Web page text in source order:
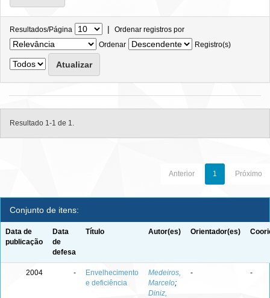
Resultados/Página | Ordenar registros por
Ordenar
Registro(s)
Resultado 1-1 de 1.
Anterior 1 Próximo
Conjunto de itens:
Data de
publicação
Data
de
defesa
Título Autor(es) Orientador(es)
2004 -
Envelhecimento
e deficiência
Medeiros,
Marcelo;
Diniz,
- -